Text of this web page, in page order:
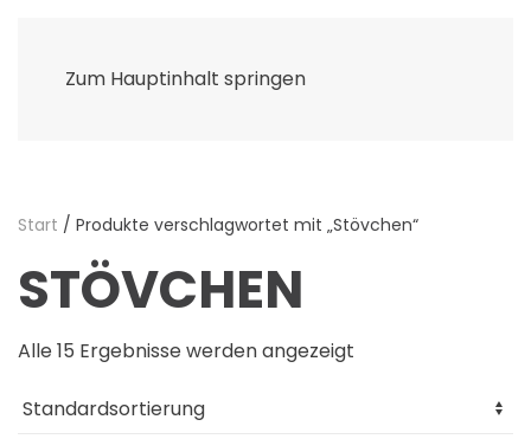
Zum Hauptinhalt springen
Start / Produkte verschlagwortet mit „Stövchen“
STÖVCHEN
Alle 15 Ergebnisse werden angezeigt